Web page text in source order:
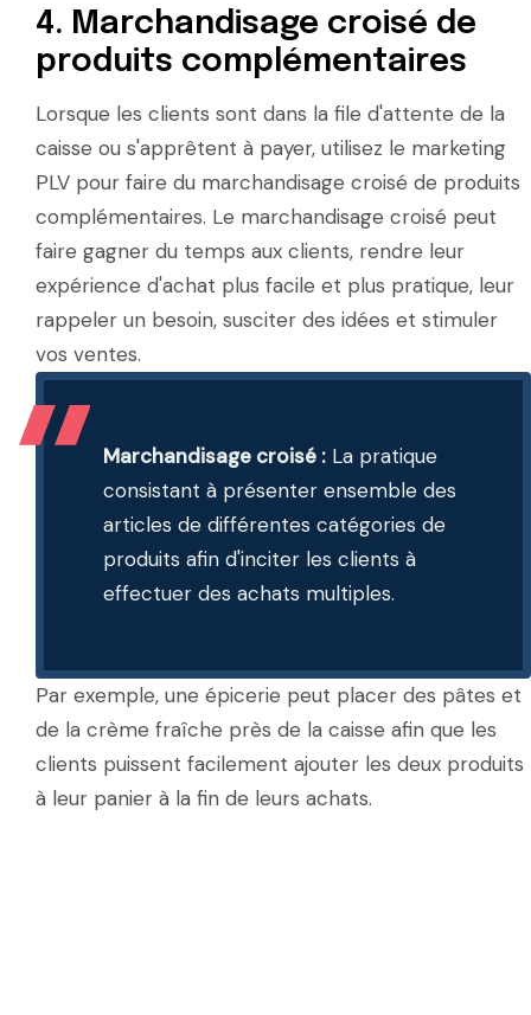
4. Marchandisage croisé de
produits complémentaires
Lorsque les clients sont dans la file d'attente de la
caisse ou s'apprêtent à payer, utilisez le marketing
PLV pour faire du marchandisage croisé de produits
complémentaires. Le marchandisage croisé peut
faire gagner du temps aux clients, rendre leur
expérience d'achat plus facile et plus pratique, leur
rappeler un besoin, susciter des idées et stimuler
vos ventes.
Marchandisage croisé : La pratique
consistant à présenter ensemble des
articles de différentes catégories de
produits afin d'inciter les clients à
effectuer des achats multiples.
Par exemple, une épicerie peut placer des pâtes et
de la crème fraîche près de la caisse afin que les
clients puissent facilement ajouter les deux produits
à leur panier à la fin de leurs achats.